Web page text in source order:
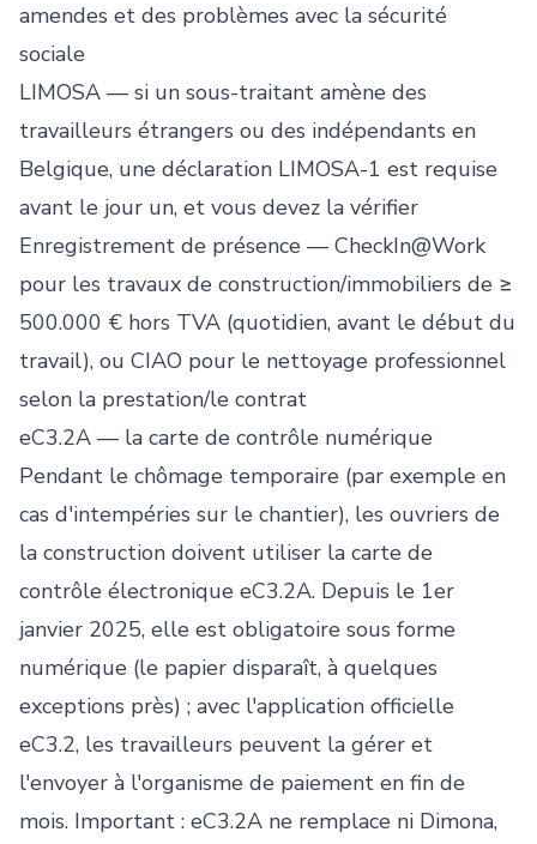
amendes et des problèmes avec la sécurité
sociale
LIMOSA — si un sous-traitant amène des
travailleurs étrangers ou des indépendants en
Belgique, une déclaration LIMOSA-1 est requise
avant le jour un, et vous devez la vérifier
Enregistrement de présence — CheckIn@Work
pour les travaux de construction/immobiliers de ≥
500.000 € hors TVA (quotidien, avant le début du
travail), ou CIAO pour le nettoyage professionnel
selon la prestation/le contrat
eC3.2A — la carte de contrôle numérique
Pendant le chômage temporaire (par exemple en
cas d'intempéries sur le chantier), les ouvriers de
la construction doivent utiliser la carte de
contrôle électronique eC3.2A. Depuis le 1er
janvier 2025, elle est obligatoire sous forme
numérique (le papier disparaît, à quelques
exceptions près) ; avec l'application officielle
eC3.2, les travailleurs peuvent la gérer et
l'envoyer à l'organisme de paiement en fin de
mois. Important : eC3.2A ne remplace ni Dimona,